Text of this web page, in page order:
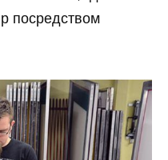
посредством